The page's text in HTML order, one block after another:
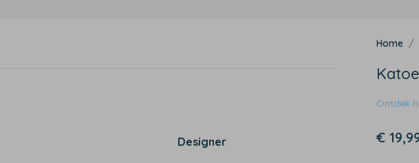
Designer
Ontdek
€